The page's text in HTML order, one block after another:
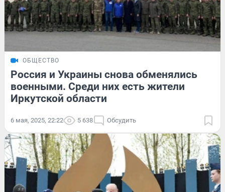
ОБЩЕСТВО
Россия и Украины снова обменялись
военными. Среди них есть жители
Иркутской области
6 мая, 2025, 22:22 5 638 Обсудить